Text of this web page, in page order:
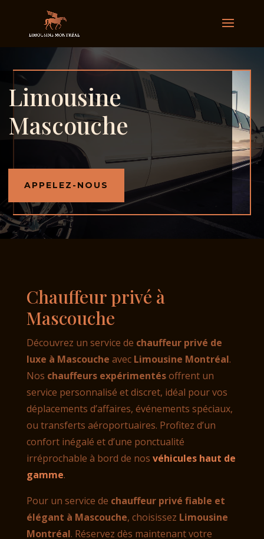
Limousine
Mascouche
APPELEZ-NOUS
Chauffeur privé à
Mascouche
Découvrez un service de chauffeur privé de
luxe à Mascouche avec Limousine Montréal.
Nos chauffeurs expérimentésoffrent un
service personnalisé et discret, idéal pour vos
déplacements d’affaires, événements spéciaux,
ou transferts aéroportuaires. Profitez d’un
confort inégalé et d’une ponctualité
irréprochable à bord de nos véhicules haut de
gamme.
Pour un service de chauffeur privé fiable et
élégant à Mascouche, choisissez Limousine
Montréal. Réservez dès maintenant votre